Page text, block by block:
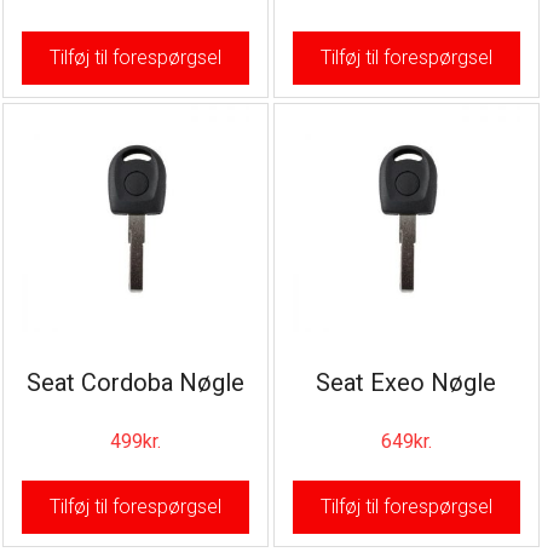
Tilføj til forespørgsel Tilføj til forespørgsel
Seat Cordoba Nøgle
499kr.
Tilføj til forespørgsel
Seat Exeo Nøgle
649kr.
Tilføj til forespørgsel